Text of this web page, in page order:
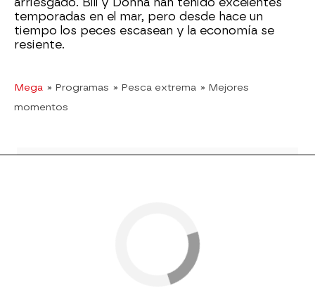
temporadas en el mar, pero desde hace un
tiempo los peces escasean y la economía se
resiente.
Mega » Programas » Pesca extrema » Mejores
momentos